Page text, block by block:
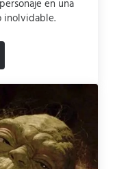
en una
inolvidable.
termina Juego de